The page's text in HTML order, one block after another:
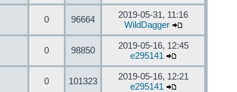
0 96664
2019-05-31, 11:16
WildDagger
0 98850
2019-05-16, 12:45
e295141
0 101323
2019-05-16, 12:21
e295141